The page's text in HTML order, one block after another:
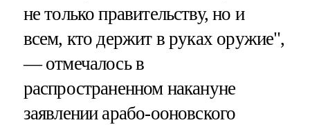
не только правительству, но и
всем, кто держит в руках оружие",
— отмечалось в
распространенном накануне
заявлении арабо-ооновского